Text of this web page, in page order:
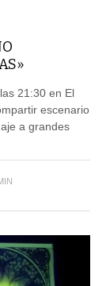
21:30 en El
escenario
a grandes